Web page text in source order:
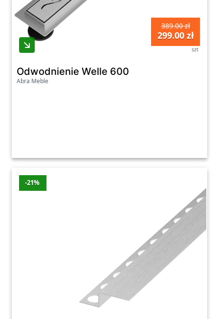
389.00 zł
299.00 zł
szt
Odwodnienie Welle 600
Abra Meble
-21%